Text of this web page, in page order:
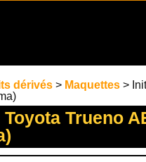
dérivés > Maquettes >
Trueno